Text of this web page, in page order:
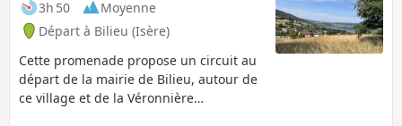
3h 50
Moyenne
Départ à Bilieu (Isère)
Cette promenade propose un circuit au
départ de la mairie de Bilieu, autour de
ce village et de la Véronnière